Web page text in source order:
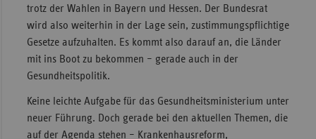
trotz der Wahlen in Bayern und Hessen. Der Bundesrat
wird also weiterhin in der Lage sein, zustimmungspflichtige
Gesetze aufzuhalten. Es kommt also darauf an, die Länder
mit ins Boot zu bekommen – gerade auch in der
Gesundheitspolitik.
Keine leichte Aufgabe für das Gesundheitsministerium unter
neuer Führung. Doch gerade bei den aktuellen Themen, die
auf der Agenda stehen – Krankenhausreform,